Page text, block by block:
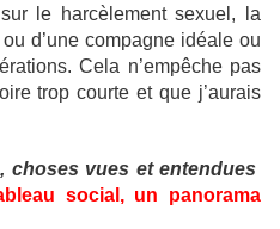
le harcèlement sexuel, la
d’une compagne idéale ou
Cela n’empêche pas
trop courte et que j’aurais
choses vues et entendues
social, un panorama